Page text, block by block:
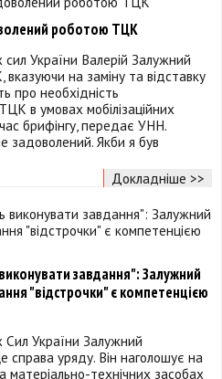
роботою ТЦК
України Валерій Залужний
на заміну та відставку
про необхідність
в умовах мобілізаційних
брифінгу, передає УНН.
задоволений. Якби я був
Докладніше >>
завдання": Залужний
"відстрочки" є компетенцією
Сил України Залужний
справа уряду. Він наголошує на
матеріально-технічних засобах